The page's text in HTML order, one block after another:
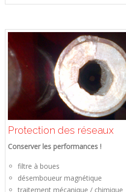
Protection des réseaux
Conserver les performances !
filtre à boues
désemboueur magnétique
traitement mécanique / chimique